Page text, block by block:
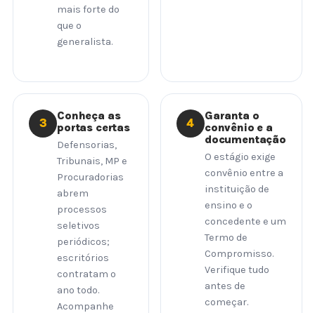
mais forte do
que o
generalista.
3
Conheça as
portas certas
Defensorias,
Tribunais, MP e
Procuradorias
abrem
processos
seletivos
periódicos;
escritórios
contratam o
ano todo.
Acompanhe
4
Garanta o
convênio e a
documentação
O estágio exige
convênio entre a
instituição de
ensino e o
concedente e um
Termo de
Compromisso.
Verifique tudo
antes de
começar.